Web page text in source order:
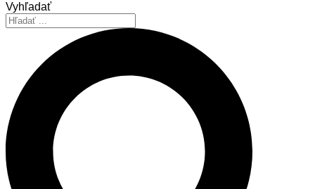
Vyhľadať